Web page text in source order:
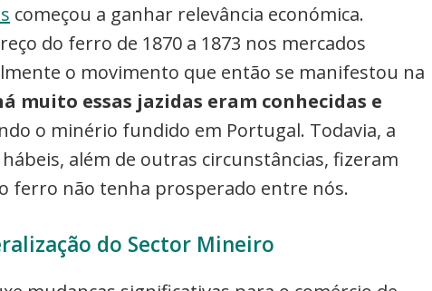
começou a ganhar relevância económica.
do ferro de 1870 a 1873 nos mercados
o movimento que então se manifestou na
muito essas jazidas eram conhecidas e
o minério fundido em Portugal. Todavia, a
além de outras circunstâncias, fizeram
ferro não tenha prosperado entre nós.
do Sector Mineiro